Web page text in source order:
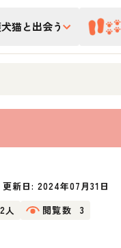
猫と出会う
更新日: 2024年07月31日
人
閲覧数 3